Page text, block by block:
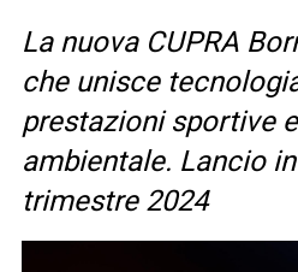
La nuova CUPRA
che unisce
prestazioni sportive
ambientale. Lancio
trimestre 2024